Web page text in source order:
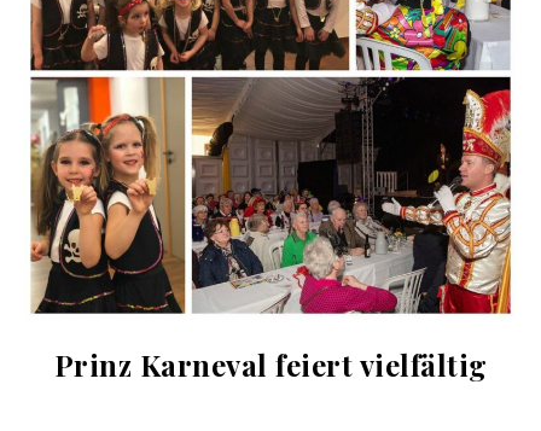
Prinz Karneval feiert vielfältig